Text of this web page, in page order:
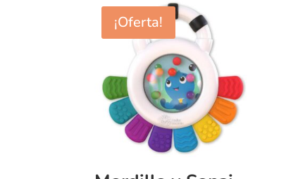
¡Oferta!